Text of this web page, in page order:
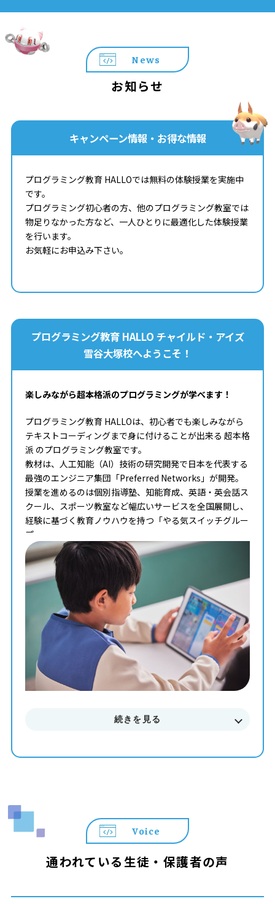
News
お知らせ
キャンペーン情報・お得な情報
プログラミング教育 HALLOでは無料の体験授業を実施中
です。
プログラミング初心者の方、他のプログラミング教室では
物足りなかった方など、一人ひとりに最適化した体験授業
を行います。
お気軽にお申込み下さい。
プログラミング教育 HALLO チャイルド・アイズ
雪谷大塚校へようこそ！
楽しみながら超本格派のプログラミングが学べます！
プログラミング教育 HALLOは、初心者でも楽しみながら
テキストコーディングまで身に付けることが出来る 超本格
派 のプログラミング教室です。
教材は、人工知能（AI）技術の研究開発で日本を代表する
最強のエンジニア集団「Preferred Networks」が開発。
授業を進めるのは個別指導塾、知能育成、英語・英会話ス
クール、スポーツ教室など幅広いサービスを全国展開し、
経験に基づく教育ノウハウを持つ「やる気スイッチグルー
プ」。
タイピングからコンピュータサイエンスまで学べる最高の
教材を使って、一人ひとりのペースや理解度に合わせた個
別最適化レッスンでプログラミングを学ぶことが出来ま
まずはお気軽に無料体験授業にご参加下さい。
料金やカリキュラムなどに関してもご説明致します。
続きを見る
Voice
通われている生徒・保護者の声